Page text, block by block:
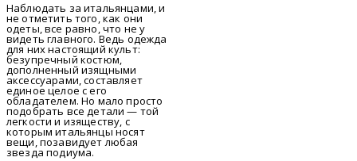
Наблюдать за итальянцами, и
не отметить того, как они
одеты, все равно, что не у
видеть главного. Ведь одежда
для них настоящий культ:
безупречный костюм,
дополненный изящными
аксессуарами, составляет
единое целое с его
обладателем. Но мало просто
подобрать все детали — той
легкости и изяществу, с
которым итальянцы носят
вещи, позавидует любая
звезда подиума.